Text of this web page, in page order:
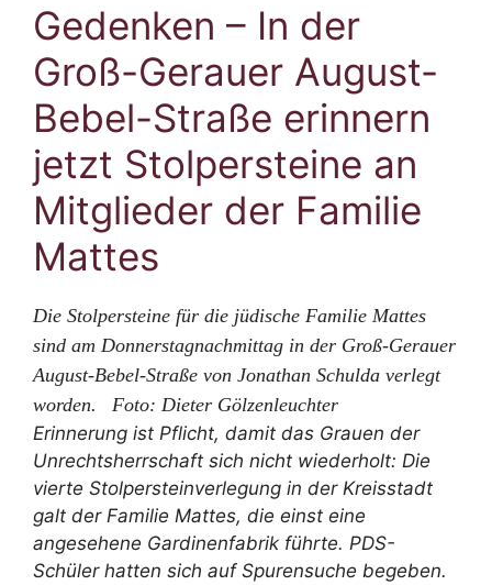
Gedenken – In der
Groß-Gerauer August-
Bebel-Straße erinnern
jetzt Stolpersteine an
Mitglieder der Familie
Mattes
Die Stolpersteine für die jüdische Familie Mattes
sind am Donnerstagnachmittag in der Groß-Gerauer
August-Bebel-Straße von Jonathan Schulda verlegt
worden. Foto: Dieter Gölzenleuchter
Erinnerung ist Pflicht, damit das Grauen der
Unrechtsherrschaft sich nicht wiederholt: Die
vierte Stolpersteinverlegung in der Kreisstadt
galt der Familie Mattes, die einst eine
angesehene Gardinenfabrik führte. PDS-
Schüler hatten sich auf Spurensuche begeben.